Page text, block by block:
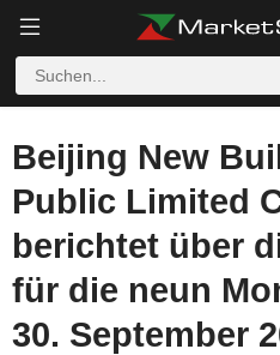
Beijing New
Public Limited
berichtet über
für die neun
30. September